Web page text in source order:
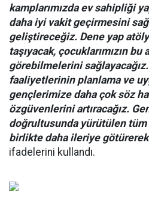
kamplarımızda ev sahipliği
daha iyi vakit geçirmesini
geliştireceğiz. Dene yap
taşıyacak, çocuklarımızın
görebilmelerini sağlayacağız.
faaliyetlerinin planlama ve
gençlerimize daha çok söz
özgüvenlerini artıracağız.
doğrultusunda yürütülen
birlikte daha ileriye
ifadelerini kullandı.